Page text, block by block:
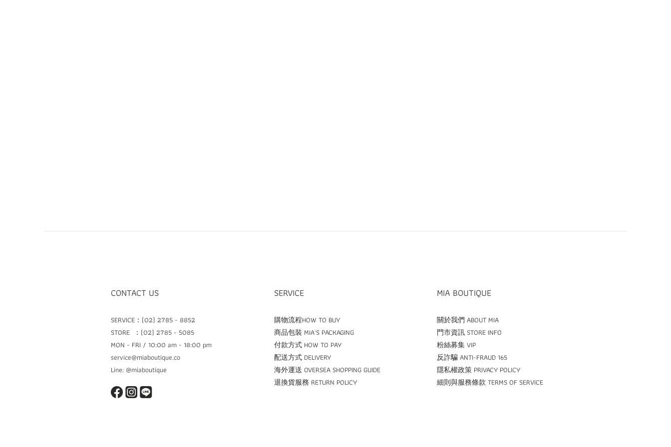
CONTACT US
SERVICE：(02) 2785 - 8852
STORE ：(02) 2785 - 5085
MON - FRI / 10:00 am - 18:00 pm
service@miaboutique.co
Line: @miaboutique
SERVICE
購物流程HOW TO BUY
商品包裝 MIA'S PACKAGING
付款方式 HOW TO PAY
配送方式 DELIVERY
海外運送 OVERSEA SHOPPING GUIDE
退換貨服務 RETURN POLICY
MIA BOUTIQUE
關於我們 ABOUT MIA
門市資訊 STORE INFO
粉絲募集 VIP
反詐騙 ANTI-FRAUD 165
隱私權政策 PRIVACY POLICY
細則與服務條款 TERMS OF SERVICE